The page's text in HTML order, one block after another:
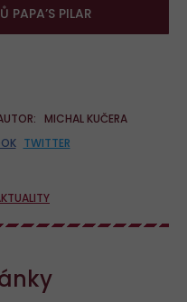
PAPA’S PILAR
MICHAL KUČERA
TWITTER